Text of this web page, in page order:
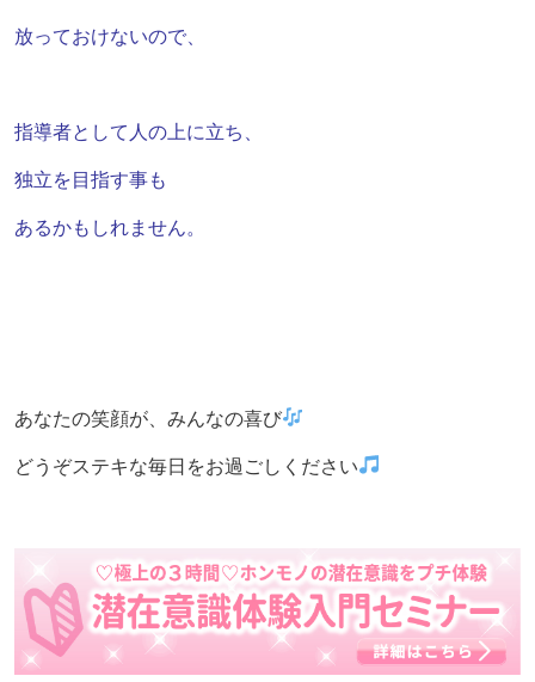
放っておけないので、
指導者として 人の上に立ち、
独立を目指す事も
あるかもしれません。
あなたの笑顔が、みんなの喜び
どうぞステキな毎日をお過ごしください